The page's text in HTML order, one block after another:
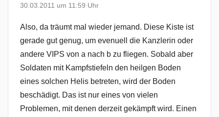
30.03.2011 um 11:59 Uhr
Also, da träumt mal wieder jemand. Diese Kiste ist
gerade gut genug, um evenuell die Kanzlerin oder
andere VIPS von a nach b zu fliegen. Sobald aber
Soldaten mit Kampfstiefeln den heilgen Boden
eines solchen Helis betreten, wird der Boden
beschädigt. Das ist nur eines von vielen
Problemen, mit denen derzeit gekämpft wird. Einen